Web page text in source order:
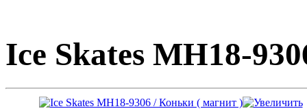
Ice Skates MH18-